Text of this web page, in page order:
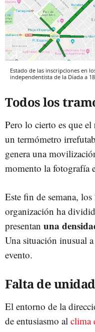
Estado de las inscripciones en
independentista de la Diada a
Todos los
Pero lo cierto es que el
un termómetro
genera una
momento la fotografía
Este fin de semana,
organización ha
presentan una
Una situación inusual
evento.
Falta de unidad
El entorno de la
de entusiasmo al clima